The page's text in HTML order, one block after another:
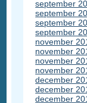
september
september
september
september
november
november
november
november
december
december
december